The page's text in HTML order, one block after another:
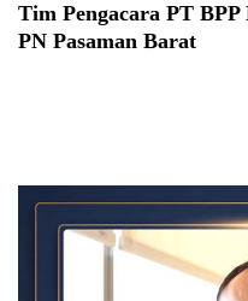
Tim Pengacara PT
PN Pasaman Barat